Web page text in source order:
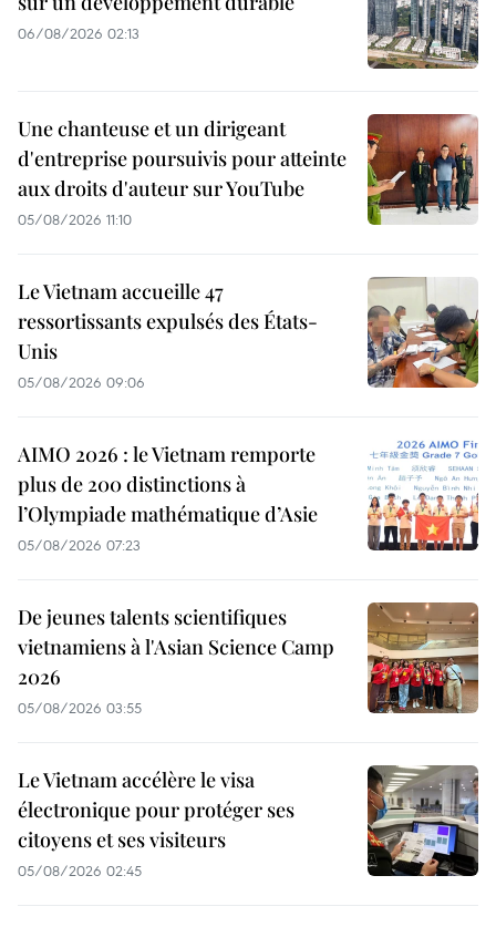
06/08/2026 02:13
Une chanteuse et un dirigeant
d'entreprise poursuivis pour atteinte
aux droits d'auteur sur YouTube
05/08/2026 11:10
Le Vietnam accueille 47
ressortissants expulsés des États-
Unis
05/08/2026 09:06
AIMO 2026 : le Vietnam remporte
plus de 200 distinctions à
l’Olympiade mathématique d’Asie
05/08/2026 07:23
De jeunes talents scientifiques
vietnamiens à l'Asian Science Camp
2026
05/08/2026 03:55
Le Vietnam accélère le visa
électronique pour protéger ses
citoyens et ses visiteurs
05/08/2026 02:45